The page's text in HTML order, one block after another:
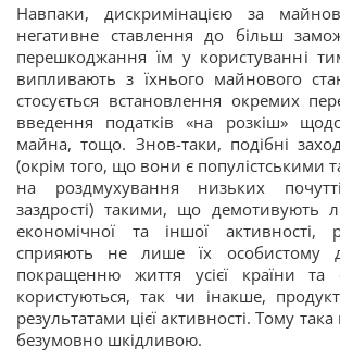
Навпаки, дискримінацією за
негативне ставлення до більш
перешкоджання їм у користуванні
випливають з їхнього майнового
стосується встановлення окремих
введення податків «на розкіш»
майна, тощо. Знов-таки, подібні
(окрім того, що вони є популістськими
на роздмухування низьких
заздрості) такими, що демотивують
економічної та іншої активності,
сприяють не лише їх особистому
покращенню життя усієї країни та
користуються, так чи інакше,
результатами цієї активності. Тому
безумовно шкідливою.